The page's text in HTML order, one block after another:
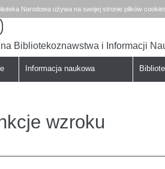
Narodowa używa na swojej stronie plików
Bibliotekoznawstwa i Informacji
Informacja naukowa
wzroku